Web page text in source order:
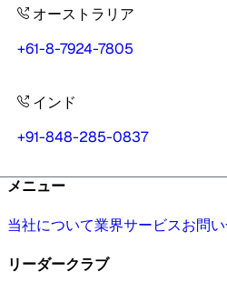
オーストラリア
+61-8-7924-7805
インド
+91-848-285-0837
メニュー
当社について業界サービスお問
リーダークラブ